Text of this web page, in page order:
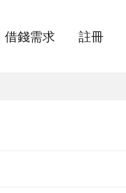
借錢需求 註冊